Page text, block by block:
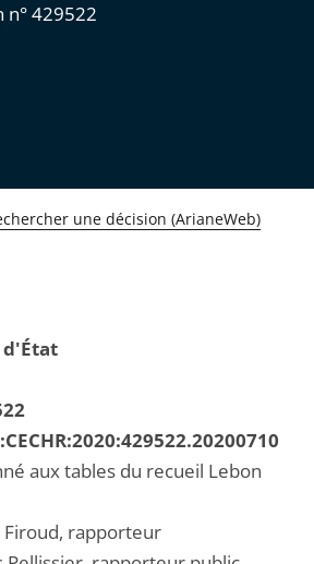
n° 429522
une décision (ArianeWeb)
d'État
aux tables du recueil Lebon
Firoud, rapporteur